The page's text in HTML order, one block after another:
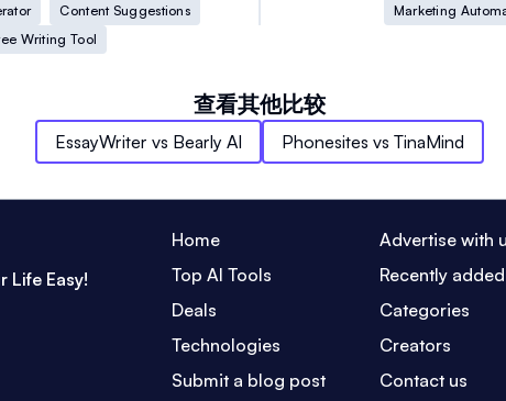
Content Suggestions
Writing Tool
Marketing
查看其他比较
EssayWriter vs Bearly AI Phonesites vs TinaMind
Life Easy!
Home
Advertise with
Top AI Tools
Recently added
Deals
Categories
Technologies
Creators
Submit a blog post
Contact us